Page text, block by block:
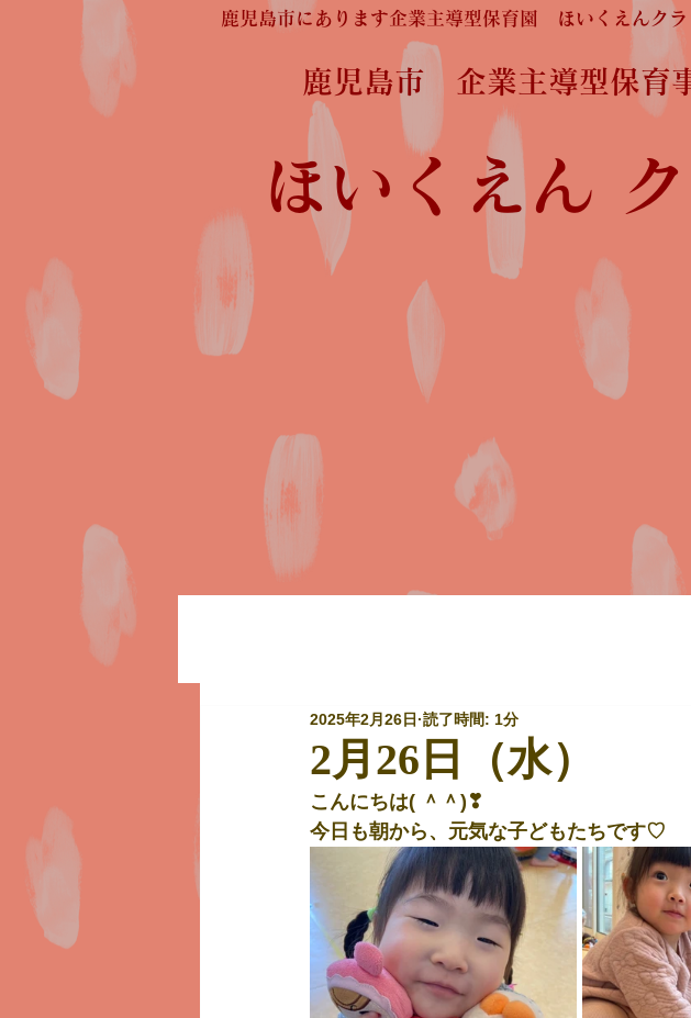
鹿児島市にあります企業主導型保育園 ほいくえんクラ
鹿児島市 企業主導型保
ほいくえん
2月26日（水）
2025年2月26日 読了時間: 1分
こんにちは( ＾＾)❣
今日も朝から、元気な子どもたちです♡